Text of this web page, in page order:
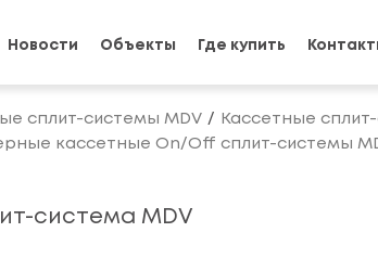
Новости Объекты Где купить
сплит-системы MDV
Кассетные
кассетные On/Off сплит-системы
система MDV